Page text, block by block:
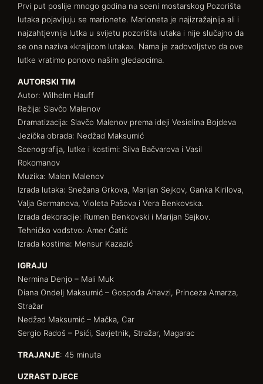
Prvi put poslije mnogo godina na sceni mostarskog Pozorišta
lutaka pojavljuju se marionete. Marioneta je najizražajnija ali i
najzahtjevnija lutka u svijetu pozorišta lutaka i nije slučajno da
se ona naziva «kraljicom lutaka». Nama je zadovoljstvo da ove
lutke vratimo ponovo našim gledaocima.
AUTORSKI TIM
Autor: Wilhelm Hauff
Režija: Slavčo Malenov
Dramatizacija: Slavčo Malenov prema ideji Vesielina Bojdeva
Jezička obrada: Nedžad Maksumić
Scenografija, lutke i kostimi: Silva Bačvarova i Vasil
Rokomanov
Muzika: Malen Malenov
Izrada lutaka: Snežana Grkova, Marijan Sejkov, Ganka Kirilova,
Valja Germanova, Violeta Pašova i Vera Benkovska.
Izrada dekoracije: Rumen Benkovski i Marijan Sejkov.
Tehničko vođstvo: Amer Ćatić
Izrada kostima: Mensur Kazazić
IGRAJU
Nermina Denjo – Mali Muk
Diana Ondelj Maksumić – Gospođa Ahavzi, Princeza Amarza,
Stražar
Nedžad Maksumić – Mačka, Car
Sergio Radoš – Psići, Savjetnik, Stražar, Magarac
TRAJANJE: 45 minuta
UZRAST DJECE